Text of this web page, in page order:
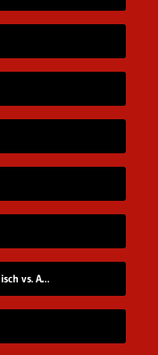
Englisch vs. Deutsch vs. Niederländisch vs. Afrikaans